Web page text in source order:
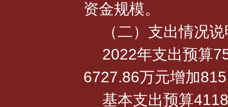
资金规模。
（二）支出情况
2022年支出预算
6727.86万元增加
基本支出预算